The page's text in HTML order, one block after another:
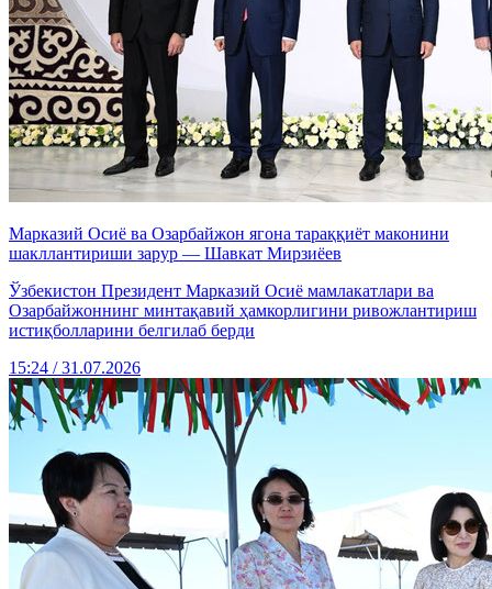
Марказий Осиё ва Озарбайжон ягона тараққиёт маконини
шакллантириши зарур — Шавкат Мирзиёев
Ўзбекистон Президент Марказий Осиё мамлакатлари ва
Озарбайжоннинг минтақавий ҳамкорлигини ривожлантириш
истиқболларини белгилаб берди
15:24 / 31.07.2026